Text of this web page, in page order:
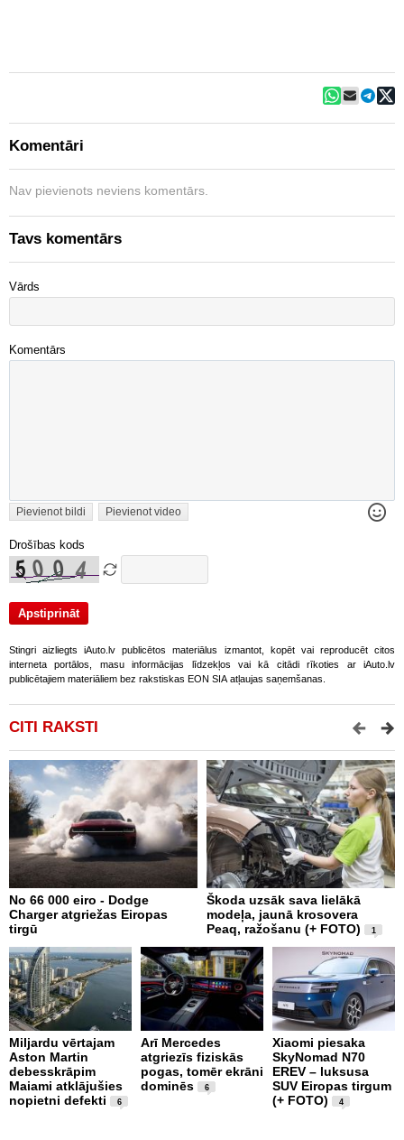
Komentāri
Nav pievienots neviens komentārs.
Tavs komentārs
Vārds
Komentārs
Pievienot bildi Pievienot video
Drošības kods
Stingri aizliegts iAuto.lv publicētos materiālus izmantot, kopēt vai reproducēt citos
interneta portālos, masu informācijas līdzekļos vai kā citādi rīkoties ar iAuto.lv
publicētajiem materiāliem bez rakstiskas EON SIA atļaujas saņemšanas.
CITI RAKSTI
No 66 000 eiro - Dodge
Charger atgriežas Eiropas
tirgū
Škoda uzsāk sava lielākā
modeļa, jaunā krosovera
Peaq, ražošanu (+ FOTO)
1
Miljardu vērtajam
Aston Martin
debesskrāpim
Maiami atklājušies
nopietni defekti
6
Arī Mercedes
atgriezīs fiziskās
pogas, tomēr ekrāni
dominēs
6
Xiaomi piesaka
SkyNomad N70
EREV – luksusa
SUV Eiropas tirgum
(+ FOTO)
4